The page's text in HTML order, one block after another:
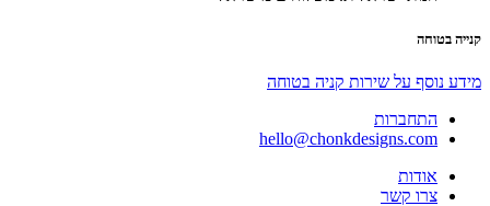
קנייה בטוחה
מידע נוסף על שירות קניה בטוחה
התחברות
hello@chonkdesigns.com
אודות
צרו קשר